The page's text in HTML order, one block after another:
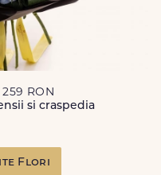
RON
si craspedia
Flori